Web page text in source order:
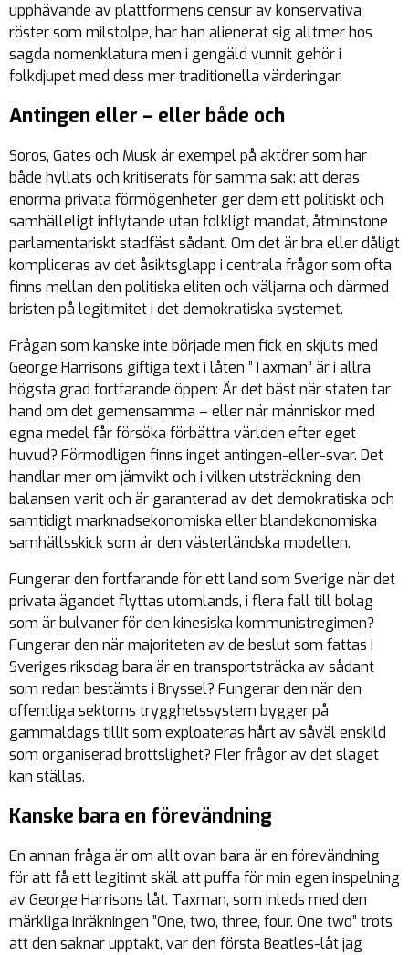
upphävande av plattformens censur av konservativa
röster som milstolpe, har han alienerat sig alltmer hos
sagda nomenklatura men i gengäld vunnit gehör i
folkdjupet med dess mer traditionella värderingar.
Antingen eller – eller både och
Soros, Gates och Musk är exempel på aktörer som har
både hyllats och kritiserats för samma sak: att deras
enorma privata förmögenheter ger dem ett politiskt och
samhälleligt inflytande utan folkligt mandat, åtminstone
parlamentariskt stadfäst sådant. Om det är bra eller dåligt
kompliceras av det åsiktsglapp i centrala frågor som ofta
finns mellan den politiska eliten och väljarna och därmed
bristen på legitimitet i det demokratiska systemet.
Frågan som kanske inte började men fick en skjuts med
George Harrisons giftiga text i låten ”Taxman” är i allra
högsta grad fortfarande öppen: Är det bäst när staten tar
hand om det gemensamma – eller när människor med
egna medel får försöka förbättra världen efter eget
huvud? Förmodligen finns inget antingen-eller-svar. Det
handlar mer om jämvikt och i vilken utsträckning den
balansen varit och är garanterad av det demokratiska och
samtidigt marknadsekonomiska eller blandekonomiska
samhällsskick som är den västerländska modellen.
Fungerar den fortfarande för ett land som Sverige när det
privata ägandet flyttas utomlands, i flera fall till bolag
som är bulvaner för den kinesiska kommunistregimen?
Fungerar den när majoriteten av de beslut som fattas i
Sveriges riksdag bara är en transportsträcka av sådant
som redan bestämts i Bryssel? Fungerar den när den
offentliga sektorns trygghetssystem bygger på
gammaldags tillit som exploateras hårt av såväl enskild
som organiserad brottslighet? Fler frågor av det slaget
kan ställas.
Kanske bara en förevändning
En annan fråga är om allt ovan bara är en förevändning
för att få ett legitimt skäl att puffa för min egen inspelning
av George Harrisons låt. Taxman, som inleds med den
märkliga inräkningen ”One, two, three, four. One two” trots
att den saknar upptakt, var den första Beatles-låt jag